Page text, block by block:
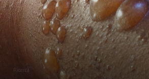
Ricerca